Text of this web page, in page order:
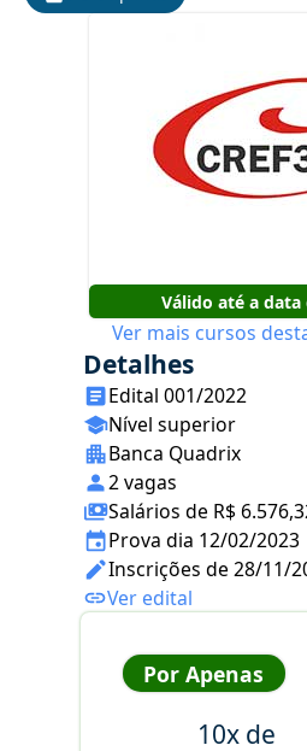
Válido até a data
Ver mais cursos
Detalhes
Edital 001/2022
Nível superior
Banca Quadrix
2 vagas
Salários de R$
Prova dia 12/02/2023
Inscrições de 28/11/
Ver edital
Por Apenas
10x de